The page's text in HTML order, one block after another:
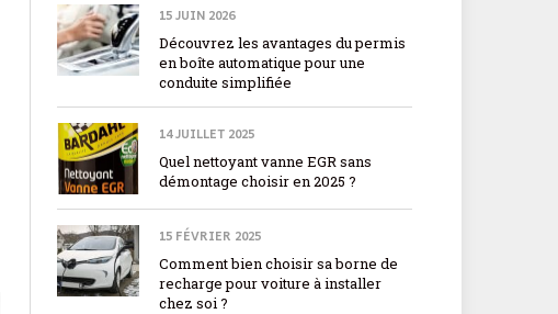
15 JUIN 2026
Découvrez les avantages du permis
en boîte automatique pour une
conduite simplifiée
14 JUILLET 2025
Quel nettoyant vanne EGR sans
démontage choisir en 2025 ?
15 FÉVRIER 2025
Comment bien choisir sa borne de
recharge pour voiture à installer
chez soi ?